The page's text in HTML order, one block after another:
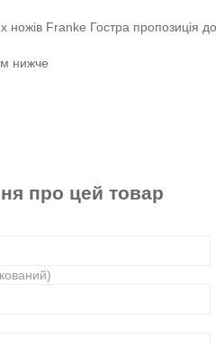
ножів Franke Гостра пропозиція до
нижче
про цей товар